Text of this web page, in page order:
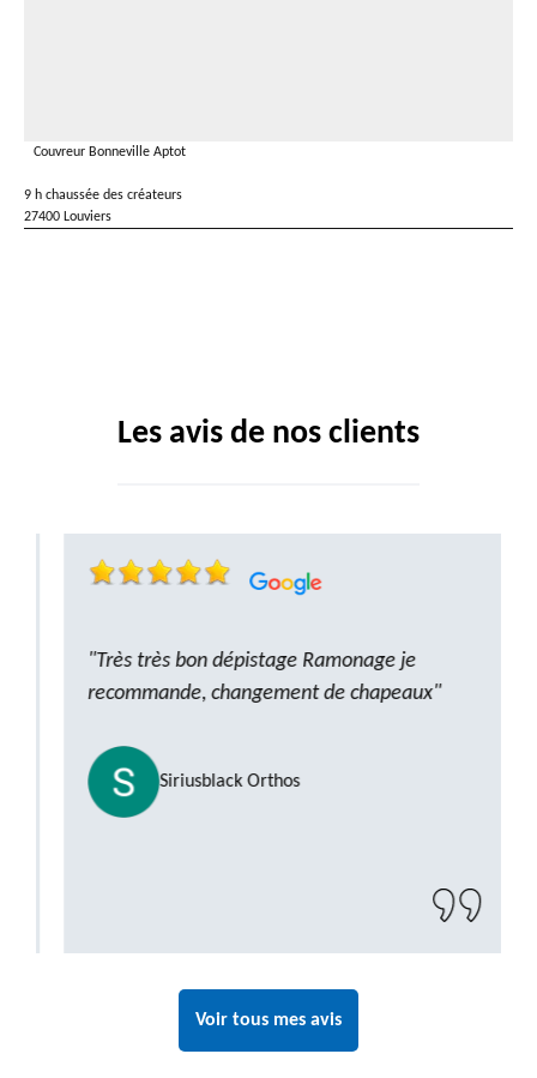
Couvreur Bonneville Aptot
9 h chaussée des créateurs
27400 Louviers
Les avis de nos clients
"Très très bon dépistage Ramonage je
recommande, changement de chapeaux"
Siriusblack Orthos
Voir tous mes avis